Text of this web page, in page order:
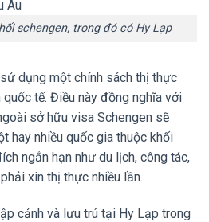
schengen, trong đó có Hy Lạp
dụng một chính sách thị thực
quốc tế. Điều này đồng nghĩa với
sở hữu visa Schengen sẽ
hay nhiều quốc gia thuộc khối
ngắn hạn như du lịch, công tác,
xin thị thực nhiều lần.
cảnh và lưu trú tại Hy Lạp trong